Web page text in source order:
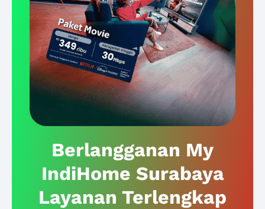
Berlangganan My
IndiHome Surabaya
Layanan Terlengkap